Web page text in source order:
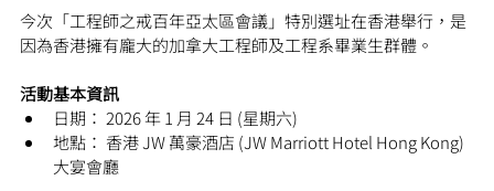
今次「工程師之戒百年亞太區會議」特別選址在香港舉行，是
因為香港擁有龐大的加拿大工程師及工程系畢業生群體。
活動基本資訊
日期： 2026 年 1 月 24 日 (星期六)
地點： 香港 JW 萬豪酒店 (JW Marriott Hotel Hong Kong)
大宴會廳